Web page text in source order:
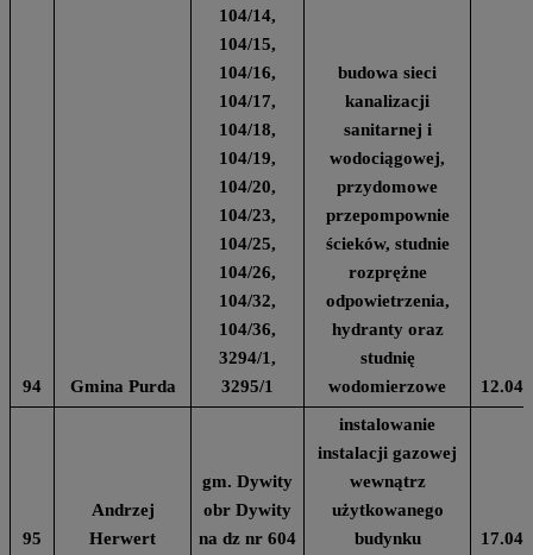
94 Gmina Purda
104/14,
104/15,
104/16,
104/17,
104/18,
104/19,
104/20,
104/23,
104/25,
104/26,
104/32,
104/36,
3294/1,
3295/1
budowa sieci
kanalizacji
sanitarnej i
wodociągowej,
przydomowe
przepompownie
ścieków, studnie
rozprężne
odpowietrzenia,
hydranty oraz
studnię
wodomierzowe
95
Andrzej
Herwert
gm. Dywity
obr Dywity
na dz nr 604
instalowanie
instalacji gazowej
wewnątrz
użytkowanego
budynku